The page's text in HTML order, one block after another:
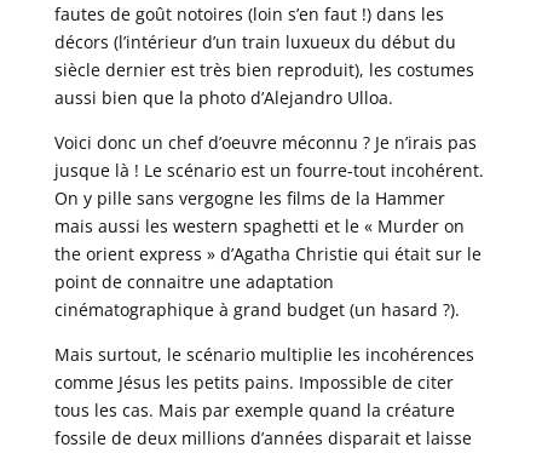
fautes de goût notoires (loin s’en faut !) dans les
décors (l’intérieur d’un train luxueux du début du
siècle dernier est très bien reproduit), les costumes
aussi bien que la photo d’Alejandro Ulloa.
Voici donc un chef d’oeuvre méconnu ? Je n’irais pas
jusque là ! Le scénario est un fourre-tout incohérent.
On y pille sans vergogne les films de la Hammer
mais aussi les western spaghetti et le « Murder on
the orient express » d’Agatha Christie qui était sur le
point de connaitre une adaptation
cinématographique à grand budget (un hasard ?).
Mais surtout, le scénario multiplie les incohérences
comme Jésus les petits pains. Impossible de citer
tous les cas. Mais par exemple quand la créature
fossile de deux millions d’années disparait et laisse